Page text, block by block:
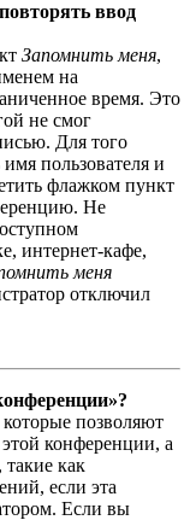
ввод
Запомнить меня,
на
время. Это
не смог
Для того
пользователя и
флажком пункт
Не
интернет-кафе,
меня
отключил
позволяют
конференции, а
как
если эта
Если вы